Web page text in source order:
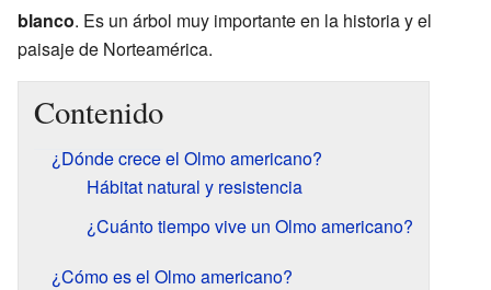
blanco. Es un árbol muy importante en la historia y el
paisaje de Norteamérica.
Contenido
¿Dónde crece el Olmo americano?
Hábitat natural y resistencia
¿Cuánto tiempo vive un Olmo americano?
¿Cómo es el Olmo americano?